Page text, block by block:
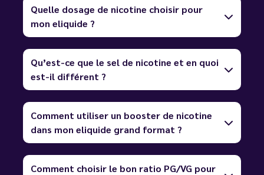
Quelle dosage de nicotine choisir pour
mon eliquide ?
Qu’est-ce que le sel de nicotine et en quoi
est-il différent ?
Comment utiliser un booster de nicotine
dans mon eliquide grand format ?
Comment choisir le bon ratio PG/VG pour